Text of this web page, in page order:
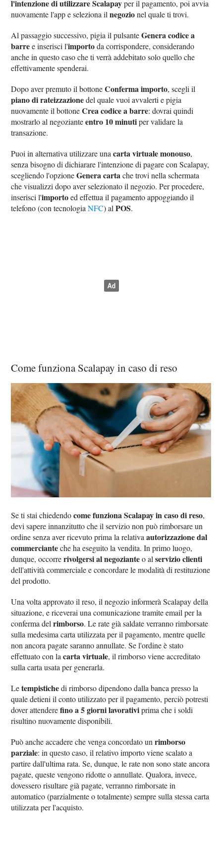
l'intenzione di utilizzare Scalapayper il pagamento, poi avvia
nuovamente l'app e seleziona ilnegozionel quale ti trovi.
Al passaggio successivo, pigia il pulsanteGenera codice a
barree inserisci l'importoda corrispondere, considerando
anche in questo caso che ti verrà addebitato solo quello che
effettivamente spenderai.
Dopo aver premuto il bottoneConferma importo, scegli il
piano di rateizzazionedel quale vuoi avvalerti e pigia
nuovamente il bottoneCrea codice a barre: dovrai quindi
mostrarlo al negozianteentro 10 minutiper validare la
transazione.
Puoi in alternativa utilizzare unacarta virtuale monouso,
senza bisogno di dichiarare l'intenzione di pagare con Scalapay,
scegliendo l'opzioneGenera cartache trovi nella schermata
che visualizzi dopo aver selezionato il negozio. Per procedere,
inserisci l'importoed effettua il pagamento appoggiando il
telefono (con tecnologiaNFC) alPOS.
Come funziona Scalapay in caso di reso
Se ti stai chiedendocome funziona Scalapay in caso di reso,
devi sapere innanzitutto che il servizio non può rimborsare un
ordine senza aver ricevuto prima la relativaautorizzazione dal
commercianteche ha eseguito la vendita. In primo luogo,
dunque, occorrerivolgersi al negozianteo alservizio clienti
dell'attività commerciale e concordare le modalità di restituzione
del prodotto.
Una volta approvato il reso, il negozio informerà Scalapay della
situazione, e riceverai una comunicazione tramite email per la
conferma delrimborso. Le rate già saldate verranno rimborsate
sulla medesima carta utilizzata per il pagamento, mentre quelle
non ancora pagate saranno annullate. Se l'ordine è stato
effettuato con lacarta virtuale, il rimborso viene accreditato
sulla carta usata per generarla.
Letempistichedi rimborso dipendono dalla banca presso la
quale detieni il conto utilizzato per il pagamento, perciò potresti
dover attenderefino a 5 giorni lavorativiprima che i soldi
risultino nuovamente disponibili.
Può anche accadere che venga concordato unrimborso
parziale: in questo caso, il relativo importo viene scalato a
partire dall'ultima rata. Se, dunque, le rate non sono state ancora
pagate, queste vengono ridotte o annullate. Qualora, invece,
dovessero risultare già pagate, verranno rimborsate in
automatico (parzialmente o totalmente) sempre sulla stessa carta
utilizzata per l'acquisto.